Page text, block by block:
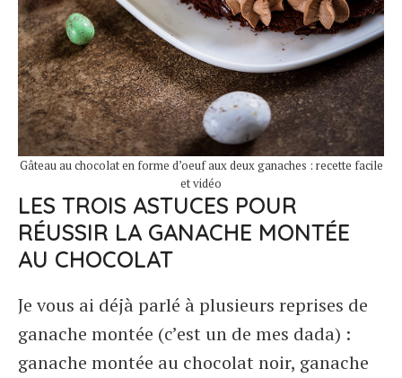
Gâteau au chocolat en forme d’oeuf aux deux ganaches : recette facile
et vidéo
LES TROIS ASTUCES POUR
RÉUSSIR LA GANACHE MONTÉE
AU CHOCOLAT
Je vous ai déjà parlé à plusieurs reprises de
ganache montée (c’est un de mes dada) :
ganache montée au chocolat noir, ganache